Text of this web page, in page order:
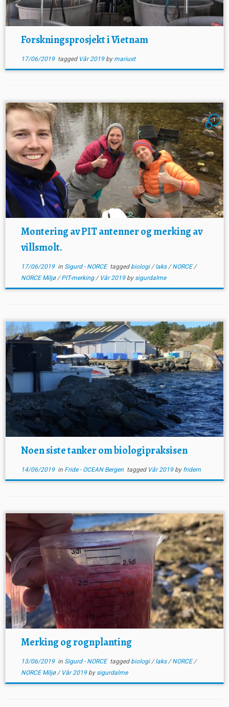
Forskningsprosjekt i Vietnam
17/06/2019tagged Vår 2019 by mariust
1
Montering av PIT antenner og merking av
villsmolt.
17/06/2019in Sigurd - NORCE tagged biologi/laks/NORCE/
NORCE Miljø/PIT-merking/ Vår 2019 by sigurdalme
Noen siste tanker om biologipraksisen
14/06/2019in Fride - OCEAN Bergen tagged Vår 2019 by fridem
Merking og rognplanting
13/06/2019in Sigurd - NORCE tagged biologi/laks/NORCE/
NORCE Miljø/ Vår 2019 by sigurdalme